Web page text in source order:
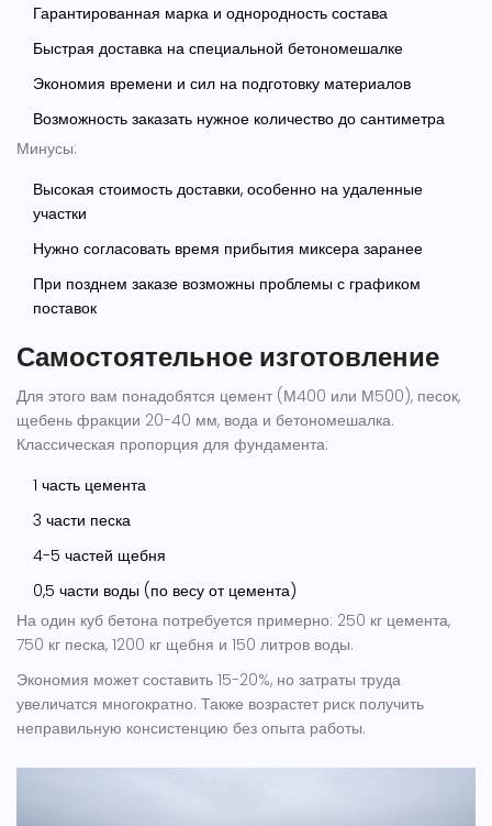
Гарантированная марка и однородность состава
Быстрая доставка на специальной бетономешалке
Экономия времени и сил на подготовку материалов
Возможность заказать нужное количество до сантиметра
Минусы:
Высокая стоимость доставки, особенно на удаленные
участки
Нужно согласовать время прибытия миксера заранее
При позднем заказе возможны проблемы с графиком
поставок
Самостоятельное изготовление
Для этого вам понадобятся цемент (М400 или М500), песок,
щебень фракции 20-40 мм, вода и бетономешалка.
Классическая пропорция для фундамента:
1 часть цемента
3 части песка
4-5 частей щебня
0,5 части воды (по весу от цемента)
На один куб бетона потребуется примерно: 250 кг цемента,
750 кг песка, 1200 кг щебня и 150 литров воды.
Экономия может составить 15-20%, но затраты труда
увеличатся многократно. Также возрастет риск получить
неправильную консистенцию без опыта работы.